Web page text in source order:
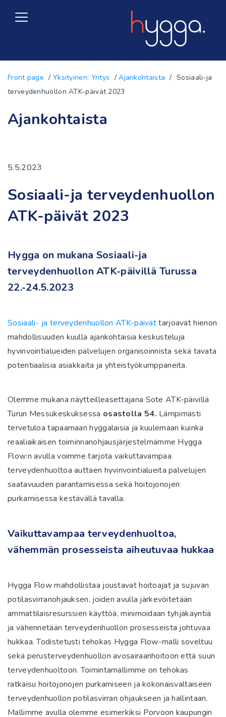
sisältöön
Ajankohtaista
Ota yhteyttä
Soita asiakaspalveluumme
snt/min.
Front page / Yksityinen: Yritys /Ajankohtaista / Sosiaali-ja
terveydenhuollon ATK-päivät 2023
Ajankohtaista
5.5.2023
Sosiaali-ja terveydenhuollon
ATK-päivät 2023
Hygga on mukana Sosiaali-ja
terveydenhuollon ATK-päivillä Turussa
22.-24.5.2023
Sosiaali- ja terveydenhuollon ATK-päivättarjoavat hienon
mahdollisuuden kuulla ajankohtaisia keskusteluja
hyvinvointialueiden palvelujen organisoinnista sekä tavata
potentiaalisia asiakkaita ja yhteistyökumppaneita.
Olemme mukana näytteilleasettajana Sote ATK-päivillä
Turun Messukeskuksessa osastolla 54. Lämpimästi
tervetuloa tapaamaan hyggalaisia ja kuulemaan kuinka
reaaliaikaisen toiminnanohjausjärjestelmämme Hygga
Flow:n avulla voimme tarjota vaikuttavampaa
terveydenhuoltoa auttaen hyvinvointialueita palvelujen
saatavuuden parantamisessa sekä hoitojonojen
purkamisessa kestävällä tavalla.
Vaikuttavampaa terveydenhuoltoa,
vähemmän prosesseista aiheutuvaa hukkaa
Hygga Flow mahdollistaa joustavat hoitoajat ja sujuvan
potilasvirranohjauksen, joiden avulla järkevöitetään
ammattilaisresurssien käyttöä, minimoidaan tyhjäkäyntiä
ja vähennetään terveydenhuollon prosesseista johtuvaa
hukkaa. Todistetusti tehokas Hygga Flow-malli soveltuu
sekä perusterveydenhuollon avosairaanhoitoon että suun
terveydenhuoltoon. Toimintamallimme on tehokas
ratkaisu hoitojonojen purkamiseen ja kokonaisvaltaiseen
terveydenhuollon potilasvirran ohjaukseen ja hallintaan.
Mallimme avulla olemme esimerkiksi Porvoon kaupungin